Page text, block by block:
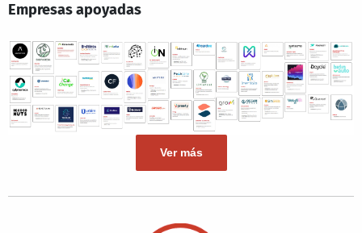
Empresas apoyadas
Ver más